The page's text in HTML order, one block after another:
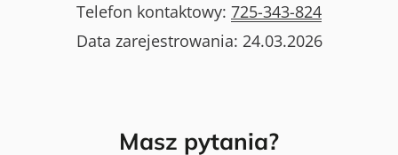
Telefon kontaktowy: 725-343-824
Data zarejestrowania: 24.03.2026
Masz pytania?